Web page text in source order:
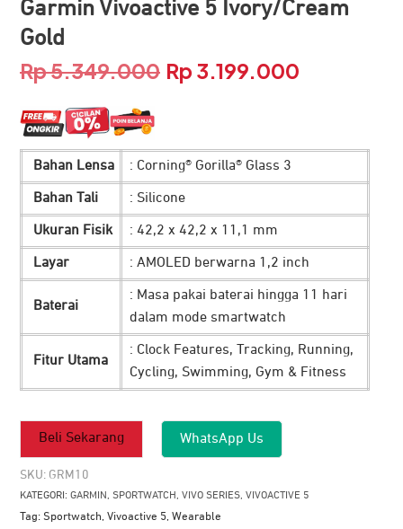
Garmin Vivoactive 5 Ivory/Cream
Gold
Rp5.349.000 Harga
Rp 5.349.000.
Rp 3.199.000
adalah:
Rp
Bahan Lensa : Corning® Gorilla® Glass 3
Bahan Tali : Silicone
Ukuran Fisik : 42,2 x 42,2 x 11,1 mm
Layar : AMOLED berwarna 1,2 inch
Baterai
: Masa pakai baterai hingga 11 hari
dalam mode smartwatch
Fitur Utama
: Clock Features, Tracking, Running,
Cycling, Swimming, Gym & Fitness
Beli Sekarang WhatsApp Us
SKU: GRM10
KATEGORI: GARMIN, SPORTWATCH, VIVO SERIES, VIVOACTIVE 5
Tag: Sportwatch Vivoactive 5 Wearable